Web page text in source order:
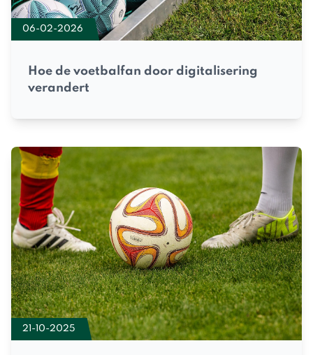
06-02-2026
Hoe de voetbalfan door digitalisering
verandert
21-10-2025